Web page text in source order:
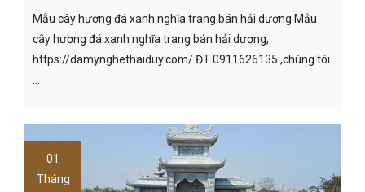
Mẫu cây hương đá xanh nghĩa trang bán hải dương Mẫu
cây hương đá xanh nghĩa trang bán hải dương,
https://damynghethaiduy.com/ ĐT 0911626135 ,chúng tôi
01
Tháng